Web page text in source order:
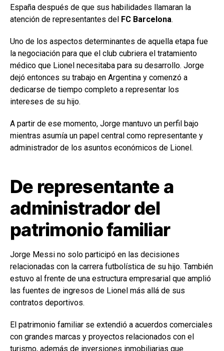
España después de que sus habilidades llamaran la
atención de representantes del FC Barcelona.
Uno de los aspectos determinantes de aquella etapa fue
la negociación para que el club cubriera el tratamiento
médico que Lionel necesitaba para su desarrollo. Jorge
dejó entonces su trabajo en Argentina y comenzó a
dedicarse de tiempo completo a representar los
intereses de su hijo.
A partir de ese momento, Jorge mantuvo un perfil bajo
mientras asumía un papel central como representante y
administrador de los asuntos económicos de Lionel.
De representante a
administrador del
patrimonio familiar
Jorge Messi no solo participó en las decisiones
relacionadas con la carrera futbolística de su hijo. También
estuvo al frente de una estructura empresarial que amplió
las fuentes de ingresos de Lionel más allá de sus
contratos deportivos.
El patrimonio familiar se extendió a acuerdos comerciales
con grandes marcas y proyectos relacionados con el
turismo, además de inversiones inmobiliarias que